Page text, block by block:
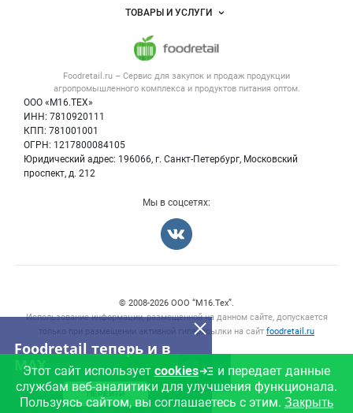
Foodretail теперь и в
MAX
ПЕРЕЙТИ
Foodretail.ru – Сервис для закупок и продаж продукции
агропромышленного комплекса и продуктов питания оптом.
ООО «М16.ТЕХ»
ИНН: 7810920111
КПП: 781001001
ОГРН: 1217800084105
Юридический адрес: 196066, г. Санкт-Петербург, Московский
проспект, д. 212
Размещение рекламы
Публичная оферта
Контактная информация
Политика обработки персональных данных
Объявления
Новости рынка
Вакансии
ТОВАРЫ И УСЛУГИ
Напитки, соки, вода
Оборудование для пищепрома
Информация о компаниях
Мы в соцсетях:
© 2008‑2026 ООО “М16.Тех”.
Использование информации, размещенной на данном сайте, допускается
только при размещении активной гиперссылки на сайт foodretail.ru
Этот сайт использует cookies
и передает данные
службам веб-аналитики для улучшения функционала.
Пользуясь сайтом, вы соглашаетесь с этим. Закрыть